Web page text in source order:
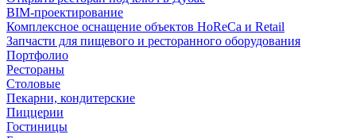
BIM-проектирование
Комплексное оснащение объектов HoReCa и Retail
Запчасти для пищевого и ресторанного оборудования
Портфолио
Рестораны
Столовые
Пекарни, кондитерские
Пиццерии
Гостиницы